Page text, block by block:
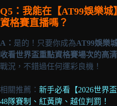
Q5：我能在【AT99娛樂
資格賽直播嗎？
A： 是的！只要你成為AT99娛樂
收看世界盃重點資格賽場次的高
戰況，不錯過任何運彩良機！
相關推薦： 新手必看【2026世界
48隊賽制、紅黃牌、越位判罰！